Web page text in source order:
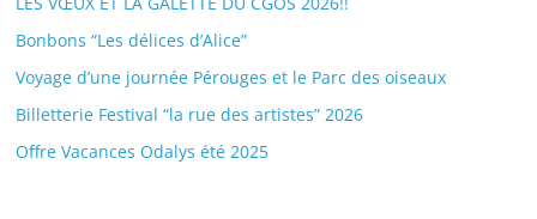
Bonbons “Les délices d’Alice”
Voyage d’une journée Pérouges et le Parc des oiseaux
Billetterie Festival “la rue des artistes” 2026
Offre Vacances Odalys été 2025